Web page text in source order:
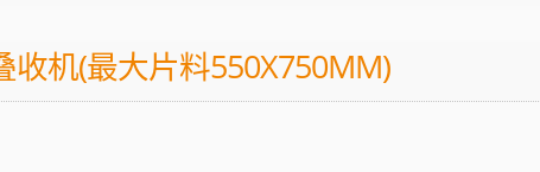
收机(最大片料550X750MM)